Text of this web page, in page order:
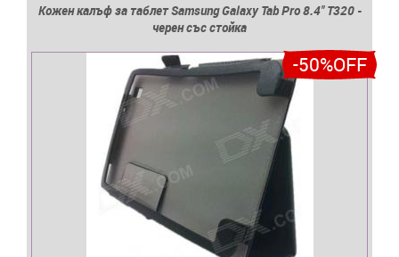
Кожен калъф за таблет Samsung Galaxy Tab Pro 8.4'' T320 -
черен със стойка
-50%OFF